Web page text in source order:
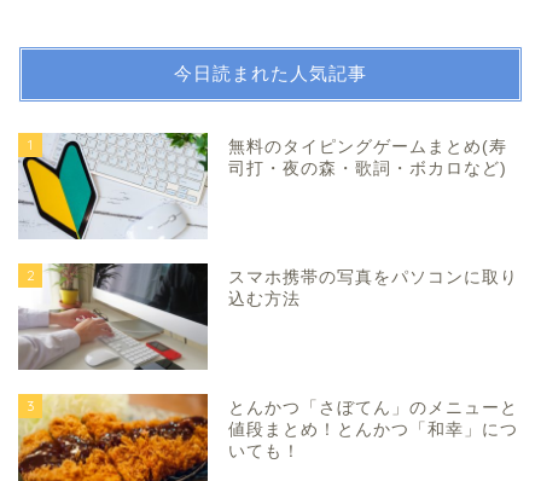
今日読まれた人気記事
1
無料のタイピングゲームまとめ(寿
司打・夜の森・歌詞・ボカロなど)
2
スマホ携帯の写真をパソコンに取り
込む方法
3
とんかつ「さぼてん」のメニューと
値段まとめ！とんかつ「和幸」につ
いても！